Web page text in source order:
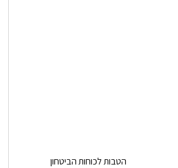
הטבות לכוחות הביטחון